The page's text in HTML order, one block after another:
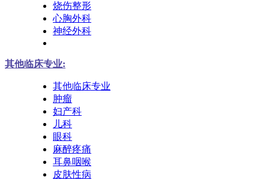
烧伤整形
心胸外科
神经外科
其他临床专业:
其他临床专业
肿瘤
妇产科
儿科
眼科
麻醉疼痛
耳鼻咽喉
皮肤性病